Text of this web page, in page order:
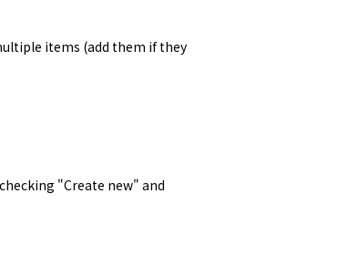
items (add them if they
"Create new" and